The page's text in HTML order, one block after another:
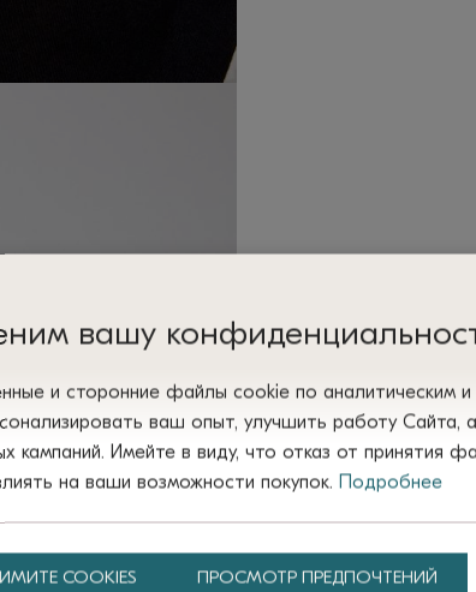
вашу
и сторонние файлы сооkіе по аналитическим
ваш опыт, улучшить работу Сайта,
кампаний. Имейте в виду, что отказ от принятия
на ваши возможности покупок. Подробнее
COOKIES ПРОСМОТР ПРЕДПОЧТЕНИЙ